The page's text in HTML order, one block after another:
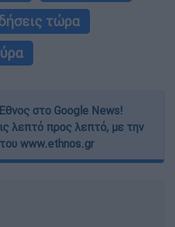
τώρα
στο Google News!
λεπτό προς λεπτό, με την
www.ethnos.gr